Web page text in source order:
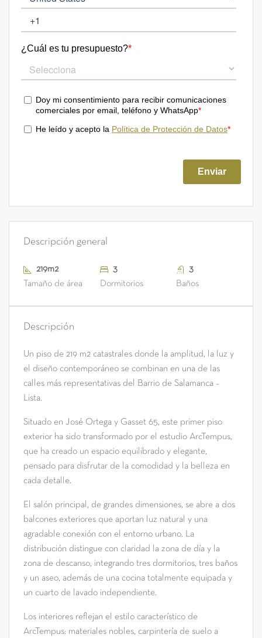
Descripción general
219m2
Tamaño de área
3
Dormitorios
3
Baños
Descripción
Un piso de 219 m2 catastrales donde la amplitud, la luz y
el diseño contemporáneo se combinan en una de las
calles más representativas del Barrio de Salamanca –
Lista.
Situado en José Ortega y Gasset 65, este primer piso
exterior ha sido transformado por el estudio ArcTempus,
que ha creado un espacio equilibrado y elegante,
pensado para disfrutar de la comodidad y la belleza en
cada detalle.
El salón principal, de grandes dimensiones, se abre a dos
balcones exteriores que aportan luz natural y una
agradable conexión con el entorno urbano. La
distribución distingue con claridad la zona de día y la
zona de descanso, integrando tres dormitorios, tres baños
y un aseo, además de una cocina totalmente equipada y
un cuarto de lavado independiente.
Los interiores reflejan el estilo característico de
ArcTempus: materiales nobles, carpintería de suelo a